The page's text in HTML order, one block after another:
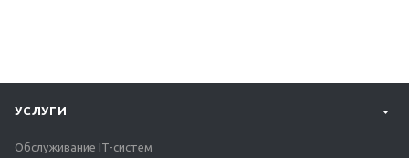
УСЛУГИ
Обслуживание IT-систем